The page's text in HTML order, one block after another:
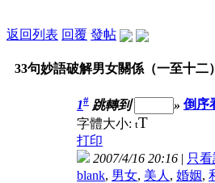
返回列表 回覆 發帖
33句妙語破解男女關係（一至十二）
1# 跳轉到 » 倒序
字體大小: tT
打印
2007/4/16 20:16 | 只
blank, 男女, 美人 , 婚姻,